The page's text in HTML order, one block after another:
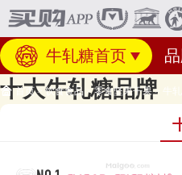
牛轧糖首页
十大牛轧糖品牌
牛轧糖品牌排行榜，蔓越莓牛
牛轧糖十
好或知名度高、有实力的品牌，排
首页 > 饮食食品 > 零食坚果干果 >